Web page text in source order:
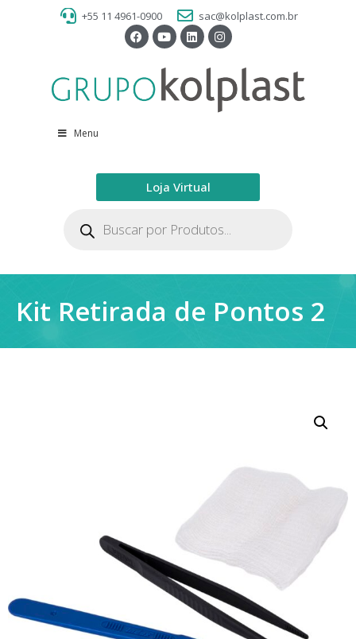
+55 11 4961-0900 sac@kolplast.com.br
Menu
Loja Virtual
Kit Retirada de Pontos 2